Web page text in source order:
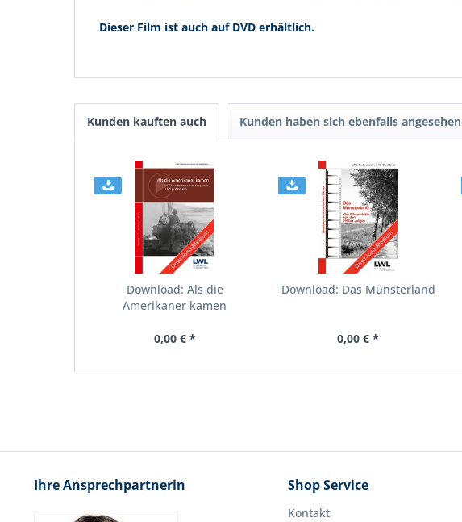
Dieser Film ist auch auf DVD erhältlich.
Kunden kauften auch Kunden haben sich ebenfalls angesehen
Download: Als die
Amerikaner kamen
0,00 € *
Download: Das Münsterland
0,00 € *
Ihre Ansprechpartnerin Shop Service
Kontakt